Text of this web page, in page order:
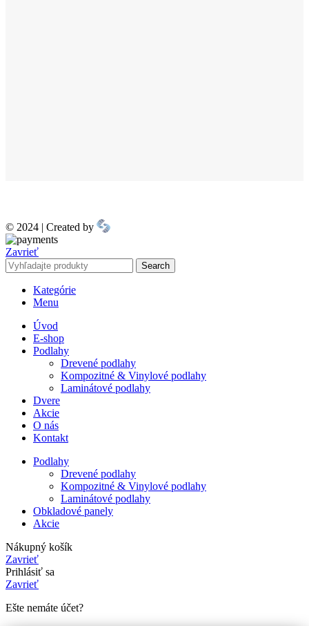
© 2024 | Created by
Zavrieť
Search
Kategórie
Menu
Úvod
E-shop
Podlahy
Drevené podlahy
Kompozitné & Vinylové podlahy
Laminátové podlahy
Dvere
Akcie
O nás
Kontakt
Podlahy
Drevené podlahy
Kompozitné & Vinylové podlahy
Laminátové podlahy
Obkladové panely
Akcie
Nákupný košík
Zavrieť
Prihlásiť sa
Zavrieť
Ešte nemáte účet?